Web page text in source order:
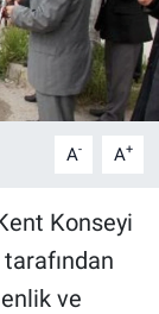
A- A+
Konseyi
ve